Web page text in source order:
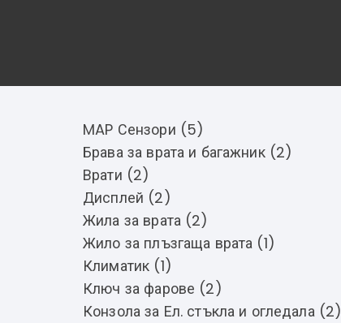
MAP Сензори (5)
Брава за врата и багажник (2)
Врати (2)
Дисплей (2)
Жила за врата (2)
Жило за плъзгаща врата (1)
Климатик (1)
Ключ за фарове (2)
Конзола за Ел. стъкла и огледала (2)